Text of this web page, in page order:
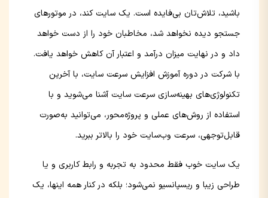
باشید، تلاش‌تان بی‌فایده است. یک سایت کند، در موتورهای
جستجو دیده نخواهد شد، مخاطبان خود را از دست خواهد
داد و در نهایت میزان درآمد و اعتبار آن کاهش خواهد یافت.
با شرکت در دوره آموزش افزایش سرعت سایت، با آخرین
تکنولوژی‌های بهینه‌سازی سرعت سایت آشنا می‌شوید و با
استفاده از روش‌های عملی و پروژه‌محور، می‌توانید به‌صورت
قابل‌توجهی، سرعت وب‌سایت خود را بالاتر ببرید.
یک سایت خوب فقط محدود به تجربه و رابط کاربری و یا
طراحی زیبا و ریسپانسیو نمی‌شود؛ بلکه در کنار همه اینها، یک